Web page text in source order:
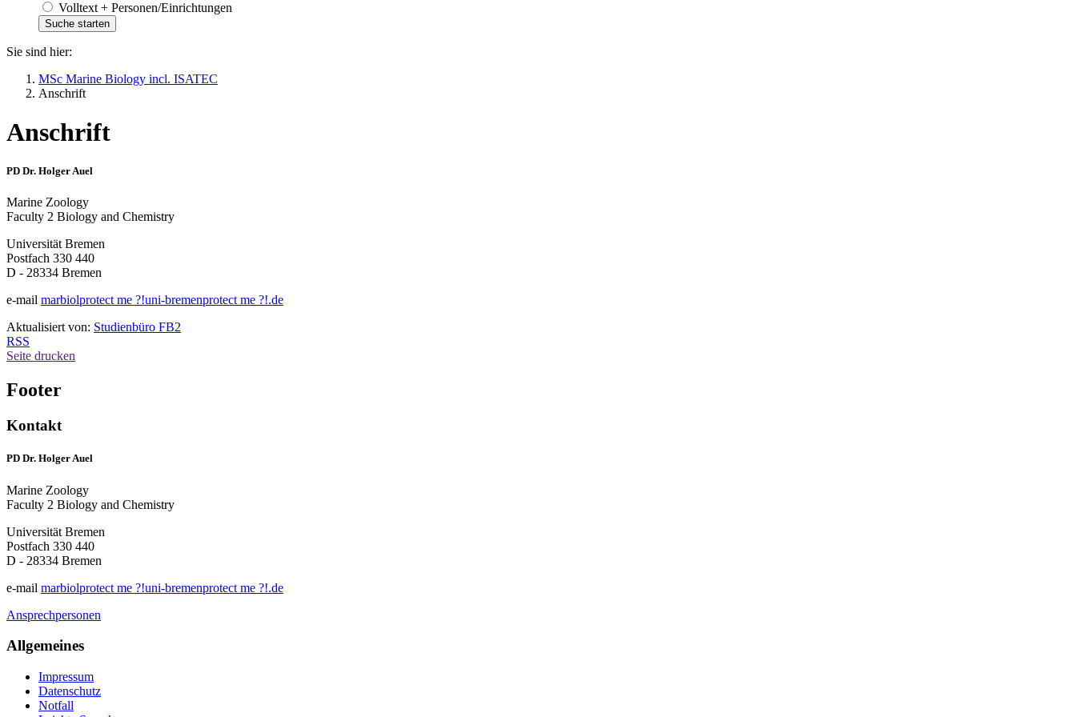
Volltext + Personen/Einrichtungen
Sie sind hier:
MSc Marine Biology incl. ISATEC
Anschrift
Anschrift
PD Dr. Holger Auel
Marine Zoology
Faculty 2 Biology and Chemistry
Universität Bremen
Postfach 330 440
D - 28334 Bremen
e-mail marbiolprotect me ?!uni-bremenprotect me ?!.de
Aktualisiert von: Studienbüro FB2
RSS
Seite drucken
Footer
Kontakt
PD Dr. Holger Auel
Marine Zoology
Faculty 2 Biology and Chemistry
Universität Bremen
Postfach 330 440
D - 28334 Bremen
e-mail marbiolprotect me ?!uni-bremenprotect me ?!.de
Ansprechpersonen
Allgemeines
Impressum
Datenschutz
Notfall